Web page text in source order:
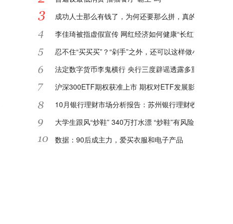
成功人士那么有钱了，为何还要那么拼，真的对钱那么
李佳琦被指虚假宣传 网红经济如何健康“长红”?
忍不住“买买买”？“剁手”之外，还可以这样做小额理财
法定数字货币李鬼横行 央行三度辟谣透露多重信息
沪深300ETF期权获准上市 期权对ETF发展影响深远
10月银行理财市场分析报告：苏州银行理财收益率进入
大学生跟风“炒鞋” 340万打水漂 “炒鞋”有风险该如何防范
数据：90后成主力，爱买衣服和电子产品